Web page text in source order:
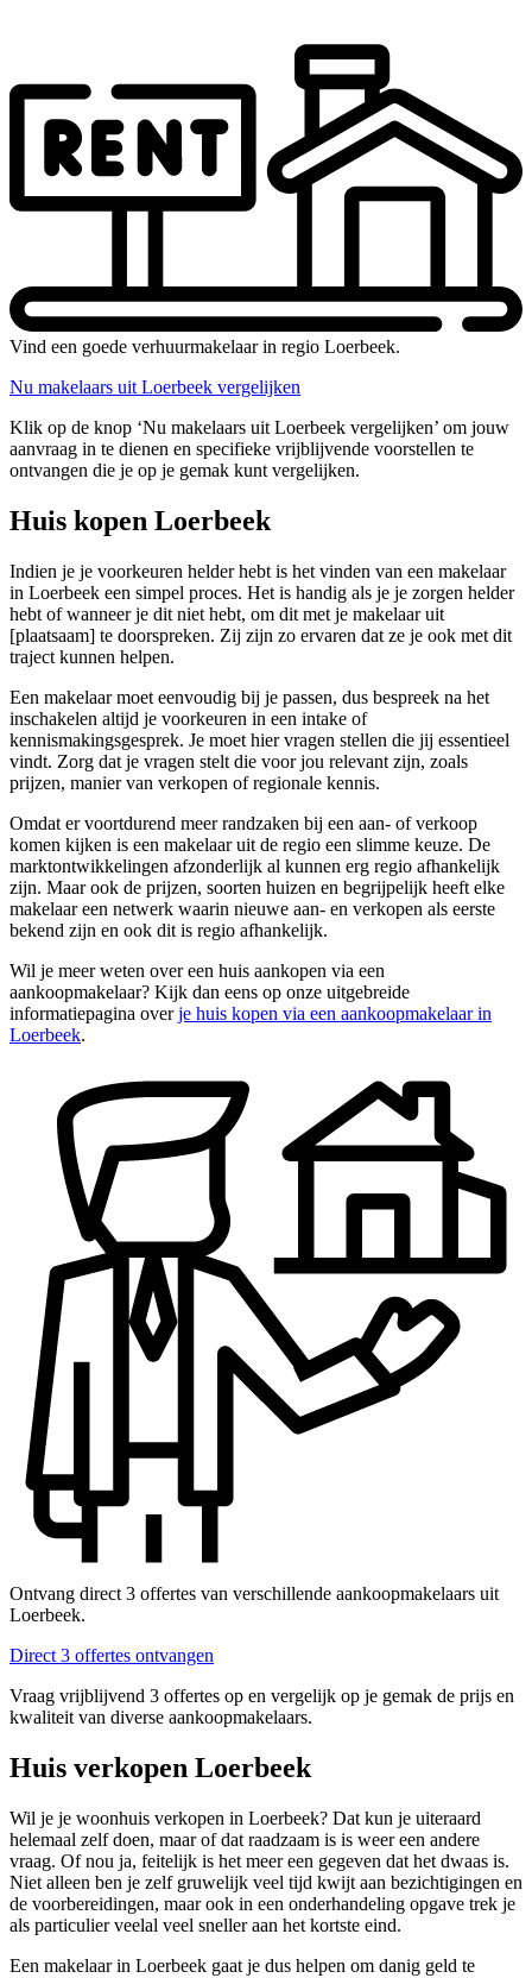
Vind een goede verhuurmakelaar in regio Loerbeek.
Nu makelaars uit Loerbeek vergelijken
Klik op de knop ‘Nu makelaars uit Loerbeek vergelijken’ om jouw
aanvraag in te dienen en specifieke vrijblijvende voorstellen te
ontvangen die je op je gemak kunt vergelijken.
Huis kopen Loerbeek
Indien je je voorkeuren helder hebt is het vinden van een makelaar
in Loerbeek een simpel proces. Het is handig als je je zorgen helder
hebt of wanneer je dit niet hebt, om dit met je makelaar uit
[plaatsaam] te doorspreken. Zij zijn zo ervaren dat ze je ook met dit
traject kunnen helpen.
Een makelaar moet eenvoudig bij je passen, dus bespreek na het
inschakelen altijd je voorkeuren in een intake of
kennismakingsgesprek. Je moet hier vragen stellen die jij essentieel
vindt. Zorg dat je vragen stelt die voor jou relevant zijn, zoals
prijzen, manier van verkopen of regionale kennis.
Omdat er voortdurend meer randzaken bij een aan- of verkoop
komen kijken is een makelaar uit de regio een slimme keuze. De
marktontwikkelingen afzonderlijk al kunnen erg regio afhankelijk
zijn. Maar ook de prijzen, soorten huizen en begrijpelijk heeft elke
makelaar een netwerk waarin nieuwe aan- en verkopen als eerste
bekend zijn en ook dit is regio afhankelijk.
Wil je meer weten over een huis aankopen via een
aankoopmakelaar? Kijk dan eens op onze uitgebreide
informatiepagina overje huis kopen via een aankoopmakelaar in
Loerbeek.
Ontvang direct 3 offertes van verschillende aankoopmakelaars uit
Loerbeek.
Direct 3 offertes ontvangen
Vraag vrijblijvend 3 offertes op en vergelijk op je gemak de prijs en
kwaliteit van diverse aankoopmakelaars.
Huis verkopen Loerbeek
Wil je je woonhuis verkopen in Loerbeek? Dat kun je uiteraard
helemaal zelf doen, maar of dat raadzaam is is weer een andere
vraag. Of nou ja, feitelijk is het meer een gegeven dat het dwaas is.
Niet alleen ben je zelf gruwelijk veel tijd kwijt aan bezichtigingen en
de voorbereidingen, maar ook in een onderhandeling opgave trek je
als particulier veelal veel sneller aan het kortste eind.
Een makelaar in Loerbeek gaat je dus helpen om danig geld te